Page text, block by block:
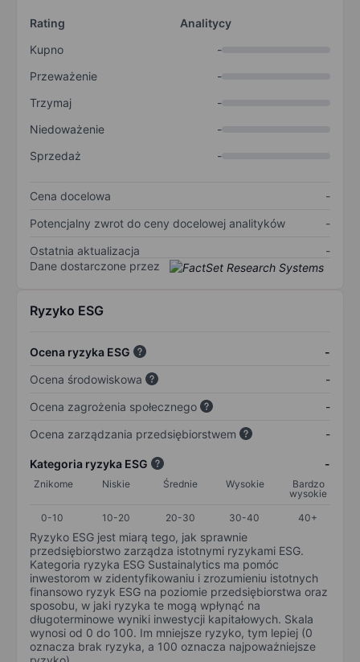
Rating
Analitycy
Kupno
-
Przeważenie
-
Trzymaj
-
Niedoważenie
-
Sprzedaż
-
Cena docelowa
-
Potencjalny zwrot do ceny docelowej analityków
-
Ostatnia aktualizacja
-
Dane dostarczone przez
Ryzyko ESG
Ocena ryzyka ESG
-
Ocena środowiskowa
-
Ocena zagrożenia społecznego
-
Ocena zarządzania przedsiębiorstwem
-
Kategoria ryzyka ESG -
Znikome Niskie Średnie Wysokie
Bardzo
wysokie
0-10
10-20 20-30 30-40 40+
Ryzyko ESG jest miarą tego, jak sprawnie
przedsiębiorstwo zarządza istotnymi ryzykami ESG.
Kategoria ryzyka ESG Sustainalytics ma pomóc
inwestorom w zidentyfikowaniu i zrozumieniu istotnych
finansowo ryzyk ESG na poziomie przedsiębiorstwa oraz
sposobu, w jaki ryzyka te mogą wpłynąć na
długoterminowe wyniki inwestycji kapitałowych. Skala
wynosi od 0 do 100. Im mniejsze ryzyko, tym lepiej (0
oznacza brak ryzyka, a 100 oznacza najpoważniejsze